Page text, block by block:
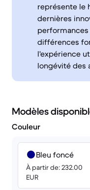
représente le
dernières
différences
l'expérience
longévité des
Modèles
Couleur
Bleu foncé
À partir de: 232.00
EUR